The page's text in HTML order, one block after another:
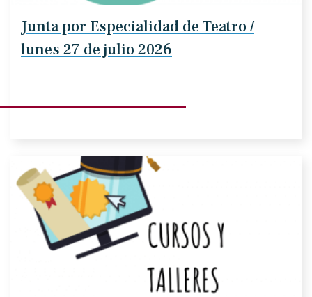
Junta por Especialidad de Teatro /
lunes 27 de julio 2026